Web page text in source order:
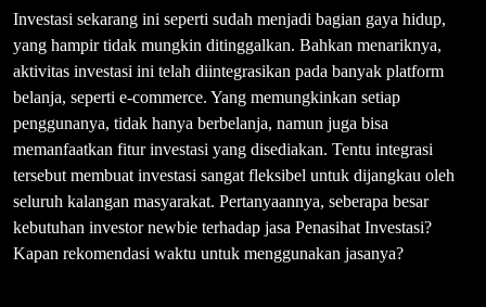
Investasi sekarang ini seperti sudah menjadi bagian gaya hidup,
yang hampir tidak mungkin ditinggalkan. Bahkan menariknya,
aktivitas investasi ini telah diintegrasikan pada banyak platform
belanja, seperti e-commerce. Yang memungkinkan setiap
penggunanya, tidak hanya berbelanja, namun juga bisa
memanfaatkan fitur investasi yang disediakan. Tentu integrasi
tersebut membuat investasi sangat fleksibel untuk dijangkau oleh
seluruh kalangan masyarakat. Pertanyaannya, seberapa besar
kebutuhan investor newbie terhadap jasa Penasihat Investasi?
Kapan rekomendasi waktu untuk menggunakan jasanya?